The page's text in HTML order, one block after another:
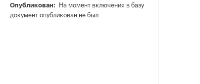
Опубликован
На момент включения в базу
документ опубликован не был